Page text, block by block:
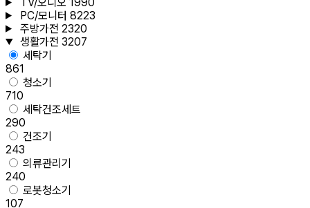
PC/모니터 8223
주방가전 2320
생활가전 3207
세탁기
861
청소기
710
세탁건조세트
290
건조기
243
의류관리기
240
로봇청소기
107